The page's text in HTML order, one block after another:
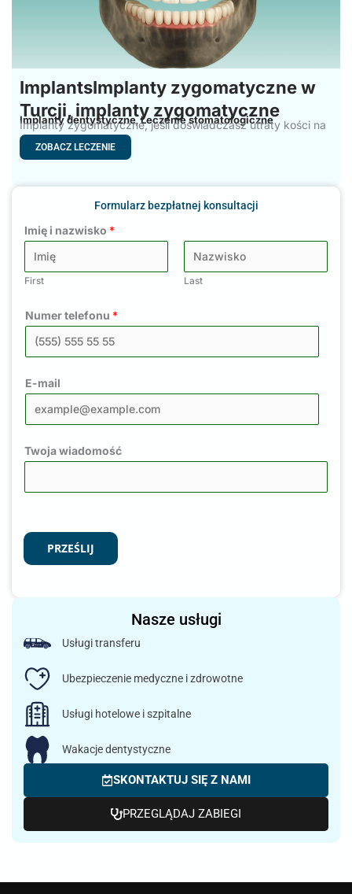
ImplantsImplanty zygomatyczne w
Turcji, implanty zygomatyczne
Implanty dentystyczne,Leczenie stomatologiczne
Implanty zygomatyczne, jeśli doświadczasz utraty kości na
górnej linii szczęki
ZOBACZ LECZENIE
Formularz bezpłatnej konsultacji
Imię i nazwisko *
First Last
Numer telefonu *
E-mail
Twoja wiadomość
PRZEŚLIJ
Nasze usługi
Usługi transferu
Ubezpieczenie medyczne i zdrowotne
Usługi hotelowe i szpitalne
Wakacje dentystyczne
SKONTAKTUJ SIĘ Z NAMI
PRZEGLĄDAJ ZABIEGI